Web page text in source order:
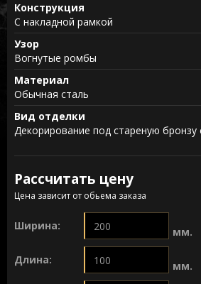
Конструкция
С накладной рамкой
Узор
Вогнутые ромбы
Материал
Обычная сталь
Вид отделки
Декорирование под стареную бронзу
Рассчитать цену
Цена зависит от обьема заказа
Ширина: мм.
Длина: мм.